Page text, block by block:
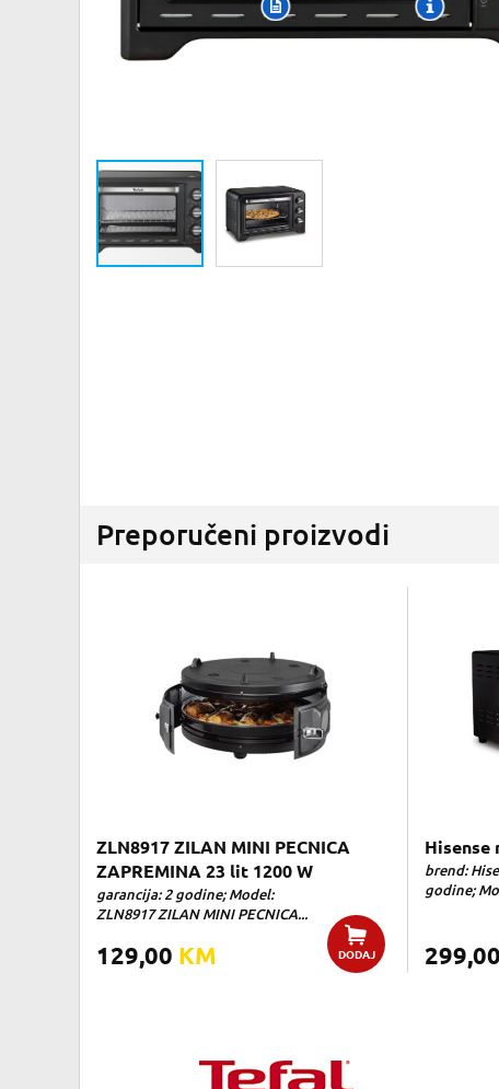
Preporučeni proizvodi
ZLN8917 ZILAN MINI PECNICA
ZAPREMINA 23 lit 1200 W
garancija: 2 godine; Model:
ZLN8917 ZILAN MINI PECNICA...
129,00 KM DODAJ
Hisense
brend:
godine;
299,00